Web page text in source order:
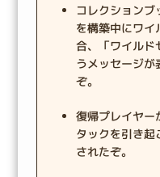
コレクション
を構築中にワイ
合、「ワイルド
うメッセージ
ぞ。
復帰プレイヤー
タックを引き起
されたぞ。